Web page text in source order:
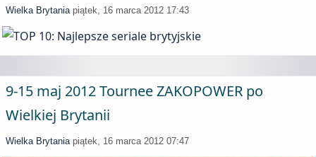
Wielka Brytania piątek, 16 marca 2012 17:43
9-15 maj 2012 Tournee ZAKOPOWER po
Wielkiej Brytanii
Wielka Brytania piątek, 16 marca 2012 07:47